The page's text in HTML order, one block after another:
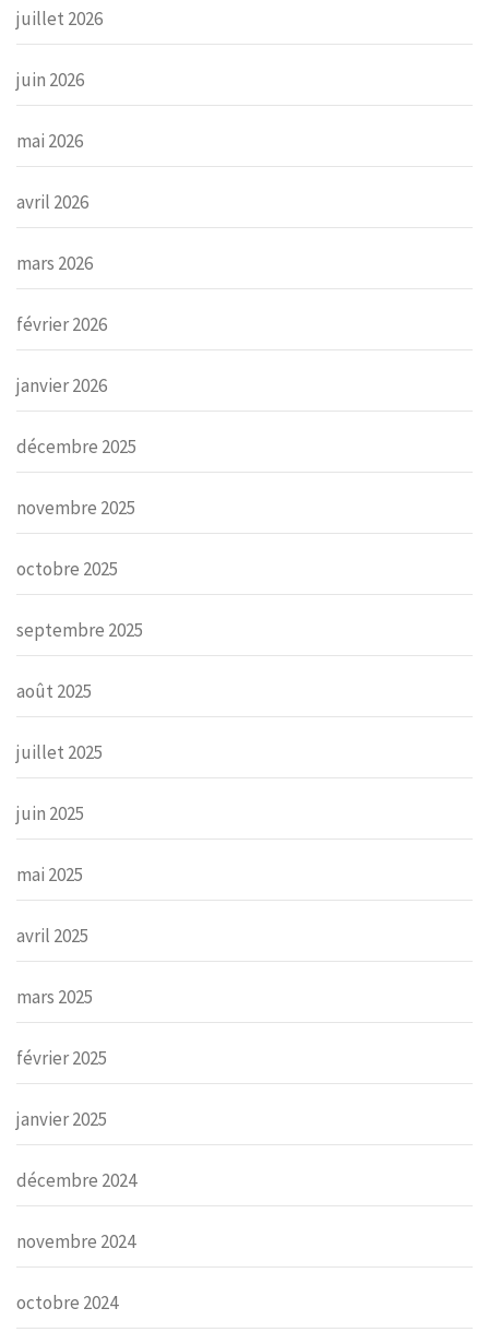
juillet 2026
juin 2026
mai 2026
avril 2026
mars 2026
février 2026
janvier 2026
décembre 2025
novembre 2025
octobre 2025
septembre 2025
août 2025
juillet 2025
juin 2025
mai 2025
avril 2025
mars 2025
février 2025
janvier 2025
décembre 2024
novembre 2024
octobre 2024